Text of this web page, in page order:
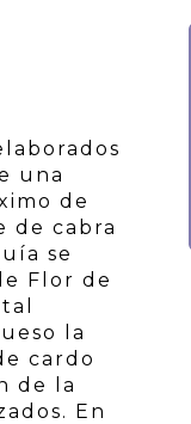
una
de
de cabra
se
Flor de
la
cardo
de la
En